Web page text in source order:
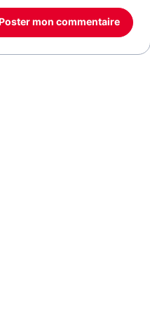
Poster mon commentaire